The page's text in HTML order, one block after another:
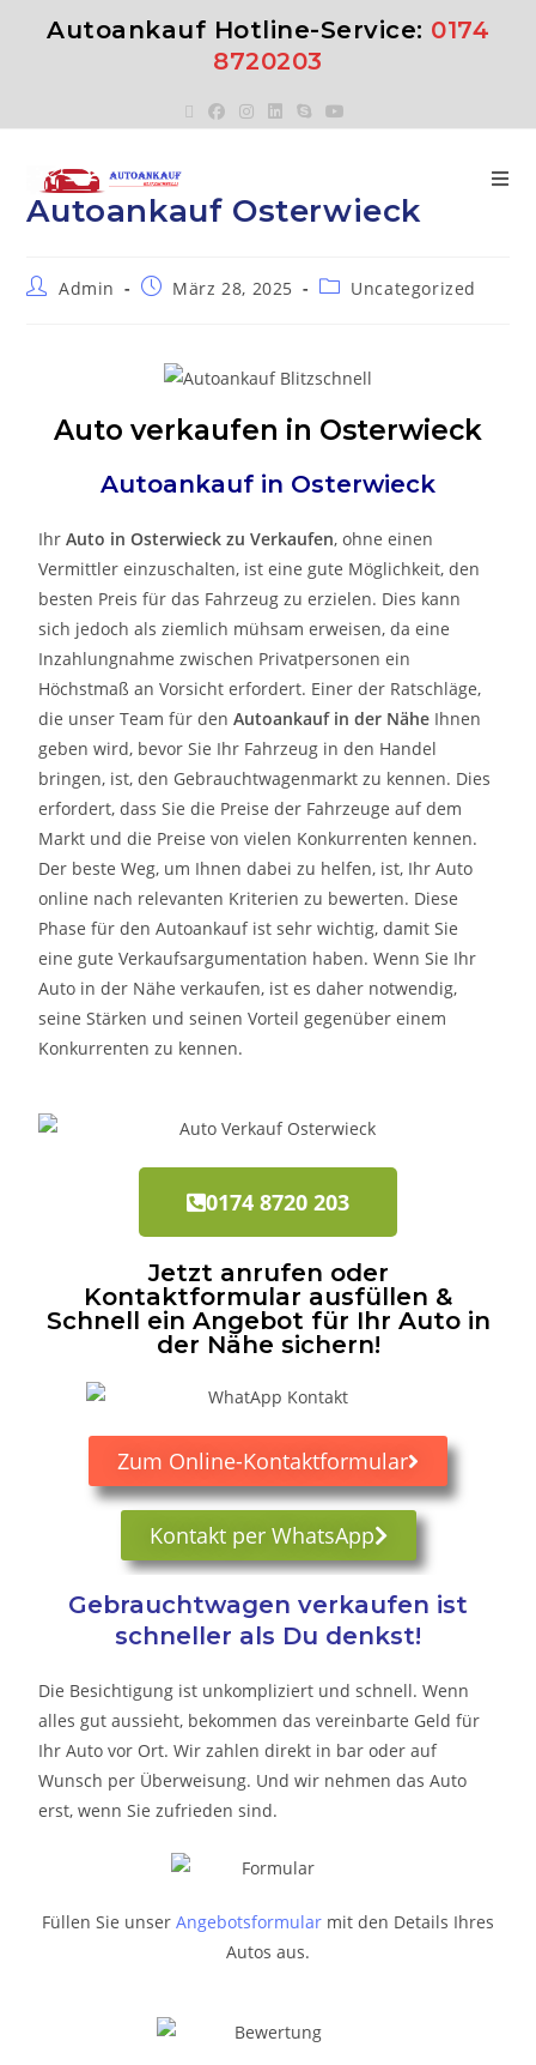
Autoankauf Hotline-Service: 0174
8720203
Autoankauf Osterwieck
Admin März 28, 2025 Uncategorized
Auto verkaufen in Osterwieck
Autoankauf in Osterwieck
IhrAuto inOsterwieckzuVerkaufen, ohne einen
Vermittler einzuschalten, ist eine gute Möglichkeit, den
besten Preis für das Fahrzeug zu erzielen. Dies kann
sich jedoch als ziemlich mühsam erweisen, da eine
Inzahlungnahme zwischen Privatpersonen ein
Höchstmaß an Vorsicht erfordert. Einer der Ratschläge,
die unser Team für denAutoankauf in der Nähe Ihnen
geben wird, bevor Sie Ihr Fahrzeug in den Handel
bringen, ist, den Gebrauchtwagenmarkt zu kennen. Dies
erfordert, dass Sie die Preise der Fahrzeuge auf dem
Markt und die Preise von vielen Konkurrenten kennen.
Der beste Weg, um Ihnen dabei zu helfen, ist, Ihr Auto
online nach relevanten Kriterien zu bewerten. Diese
Phase für den Autoankauf ist sehr wichtig, damit Sie
eine gute Verkaufsargumentation haben. Wenn Sie Ihr
Auto in der Nähe verkaufen, ist es daher notwendig,
seine Stärken und seinen Vorteil gegenüber einem
Konkurrenten zu kennen.
0174 8720 203
Jetzt anrufen oder
Kontaktformular ausfüllen &
Schnell ein Angebot für Ihr Auto in
der Nähe sichern!
Zum Online-Kontaktformular
Kontakt per WhatsApp
Gebrauchtwagen verkaufen ist
schneller als Du denkst!
Die Besichtigung ist unkompliziert und schnell. Wenn
alles gut aussieht, bekommen das vereinbarte Geld für
Ihr Auto vor Ort. Wir zahlen direkt in bar oder auf
Wunsch per Überweisung. Und wir nehmen das Auto
erst, wenn Sie zufrieden sind.
Füllen Sie unser Angebotsformular mit den Details Ihres
Autos aus.